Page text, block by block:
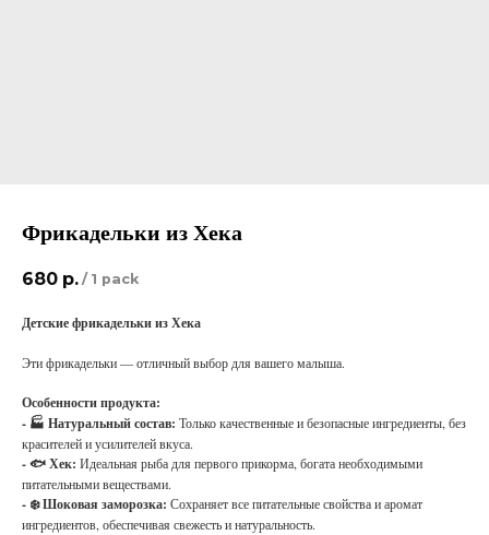
Фрикадельки из Хека
680 р. / 1 pack
Детские фрикадельки из Хека
Эти фрикадельки — отличный выбор для вашего малыша.
Особенности продукта:
- 🏭 Натуральный состав: Только качественные и безопасные ингредиенты, без
красителей и усилителей вкуса.
- 🐟 Хек: Идеальная рыба для первого прикорма, богата необходимыми
питательными веществами.
- ❄️ Шоковая заморозка: Сохраняет все питательные свойства и аромат
ингредиентов, обеспечивая свежесть и натуральность.